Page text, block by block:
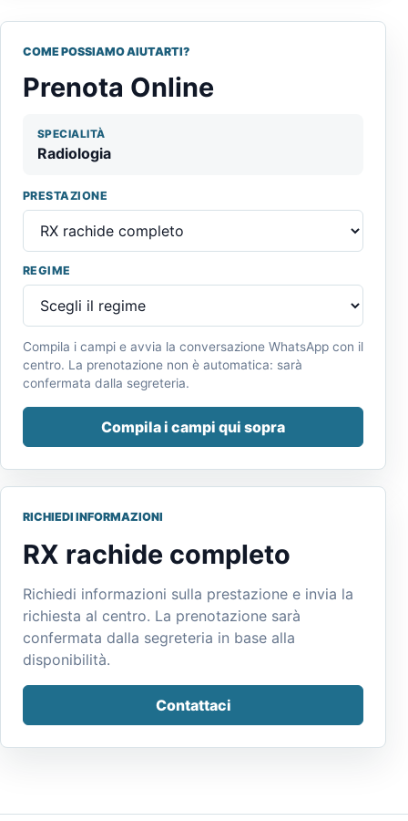
COME POSSIAMO AIUTARTI?
Prenota Online
SPECIALITÀ
Radiologia
PRESTAZIONE
REGIME
Compila i campi e avvia la conversazione WhatsApp con il
centro. La prenotazione non è automatica: sarà
confermata dalla segreteria.
Compila i campi qui sopra
RICHIEDI INFORMAZIONI
RX rachide completo
Richiedi informazioni sulla prestazione e invia la
richiesta al centro. La prenotazione sarà
confermata dalla segreteria in base alla
disponibilità.
Contattaci